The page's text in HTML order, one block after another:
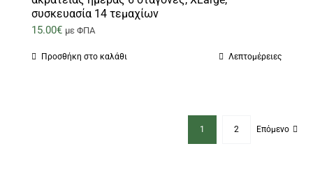
συσκευασία 14 τεμαχίων
15.00€ με ΦΠΑ
Προσθήκη στο καλάθι Λεπτομέρειες
1 2 Επόμενο